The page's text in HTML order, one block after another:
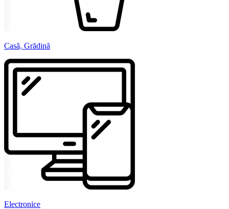
Casă, Grădină
Electronice